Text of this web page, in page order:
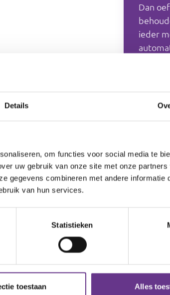
Details
om functies voor social media te
uw gebruik van onze site met onze
gegevens combineren met andere informatie
van hun services.
Statistieken
toestaan Alles
Dan
ieder
heeft.
Je
boos
Groot
van:
Hoe
De
2, 3,